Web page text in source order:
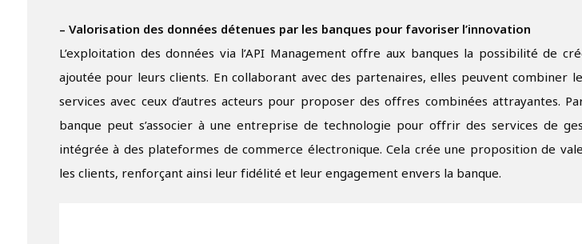
– Valorisation des données détenues par les banques pour favoriser l’innovation
L’exploitation des données via l’API Management offre aux banques la possibilité de
ajoutée pour leurs clients. En collaborant avec des partenaires, elles peuvent combiner
services avec ceux d’autres acteurs pour proposer des offres combinées attrayantes.
banque peut s’associer à une entreprise de technologie pour offrir des services de
intégrée à des plateformes de commerce électronique. Cela crée une proposition de
les clients, renforçant ainsi leur fidélité et leur engagement envers la banque.